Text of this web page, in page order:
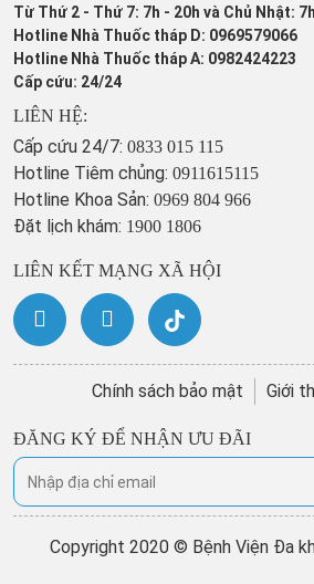
Từ Thứ 2 - Thứ 7: 7h - 20h và Chủ Nhật:
Hotline Nhà Thuốc tháp D: 0969579066
Hotline Nhà Thuốc tháp A: 0982424223
Cấp cứu: 24/24
LIÊN HỆ:
Cấp cứu 24/7: 0833 015 115
Hotline Tiêm chủng: 0911615115
Hotline Khoa Sản: 0969 804 966
Đặt lịch khám: 1900 1806
LIÊN KẾT MẠNG XÃ HỘI
Chính sách bảo mật Giới
ĐĂNG KÝ ĐỂ NHẬN ƯU ĐÃI
Copyright 2020 © Bệnh Viện Đa